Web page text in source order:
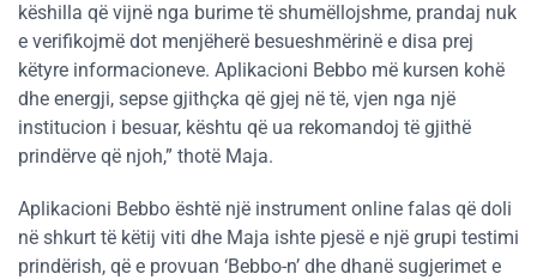
këshilla që vijnë nga burime të shumëllojshme, prandaj nuk
e verifikojmë dot menjëherë besueshmërinë e disa prej
këtyre informacioneve. Aplikacioni Bebbo më kursen kohë
dhe energji, sepse gjithçka që gjej në të, vjen nga një
institucion i besuar, kështu që ua rekomandoj të gjithë
prindërve që njoh,” thotë Maja.
Aplikacioni Bebbo është një instrument online falas që doli
në shkurt të këtij viti dhe Maja ishte pjesë e një grupi testimi
prindërish, që e provuan ‘Bebbo-n’ dhe dhanë sugjerimet e